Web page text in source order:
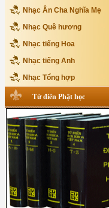
Nhạc Ân Cha Nghĩa Mẹ
Nhạc Quê hương
Nhạc tiếng Hoa
Nhạc tiếng Anh
Nhạc Tổng hợp
Từ điển Phật học